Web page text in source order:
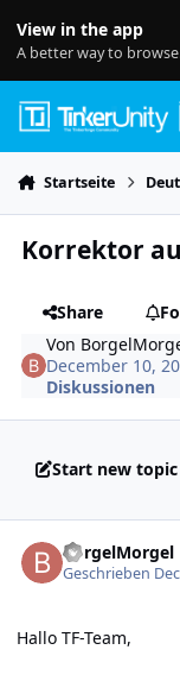
View in the app
A better way to
Startseite
Korrektor
Share
Von
December 10,
Diskussionen
Start new topic
BorgelMorgel
Geschrieben
Hallo TF-Team,